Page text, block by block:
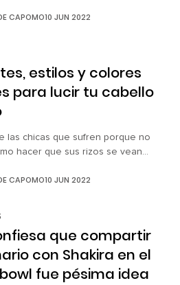
19, sin importar de qué país los
de los […]
CAPOMO10 JUN 2022
estilos y colores
para lucir tu cabello
las chicas que sufren porque no
hacer que sus rizos se vean
las actrices en los comerciales y
CAPOMO10 JUN 2022
que compartir
con Shakira en el
fue pésima idea